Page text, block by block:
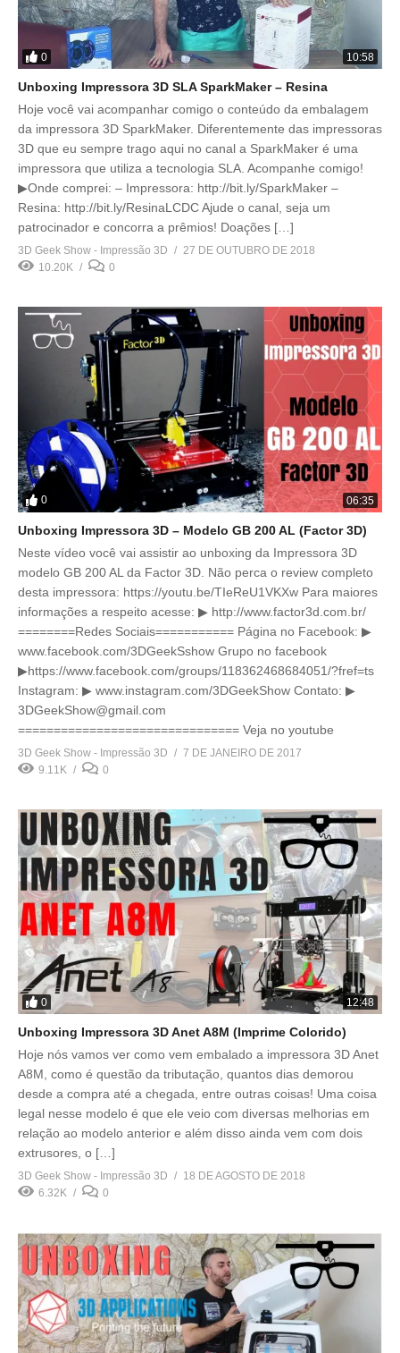
0 10:58
Unboxing Impressora 3D SLA SparkMaker – Resina
Hoje você vai acompanhar comigo o conteúdo da embalagem
da impressora 3D SparkMaker. Diferentemente das impressoras
3D que eu sempre trago aqui no canal a SparkMaker é uma
impressora que utiliza a tecnologia SLA. Acompanhe comigo!
▶Onde comprei: – Impressora: http://bit.ly/SparkMaker –
Resina: http://bit.ly/ResinaLCDC Ajude o canal, seja um
patrocinador e concorra a prêmios! Doações […]
3D Geek Show - Impressão 3D
27 DE OUTUBRO DE 2018
10.20K
0
0 06:35
Unboxing Impressora 3D – Modelo GB 200 AL (Factor 3D)
Neste vídeo você vai assistir ao unboxing da Impressora 3D
modelo GB 200 AL da Factor 3D. Não perca o review completo
desta impressora: https://youtu.be/TIeReU1VKXw Para maiores
informações a respeito acesse: ▶ http://www.factor3d.com.br/
========Redes Sociais=========== Página no Facebook: ▶
www.facebook.com/3DGeekSshow Grupo no facebook
▶https://www.facebook.com/groups/118362468684051/?fref=ts
Instagram: ▶ www.instagram.com/3DGeekShow Contato: ▶
3DGeekShow@gmail.com
=============================== Veja no youtube
3D Geek Show - Impressão 3D
7 DE JANEIRO DE 2017
9.11K
0
0 12:48
Unboxing Impressora 3D Anet A8M (Imprime Colorido)
Hoje nós vamos ver como vem embalado a impressora 3D Anet
A8M, como é questão da tributação, quantos dias demorou
desde a compra até a chegada, entre outras coisas! Uma coisa
legal nesse modelo é que ele veio com diversas melhorias em
relação ao modelo anterior e além disso ainda vem com dois
extrusores, o […]
3D Geek Show - Impressão 3D
18 DE AGOSTO DE 2018
6.32K
0